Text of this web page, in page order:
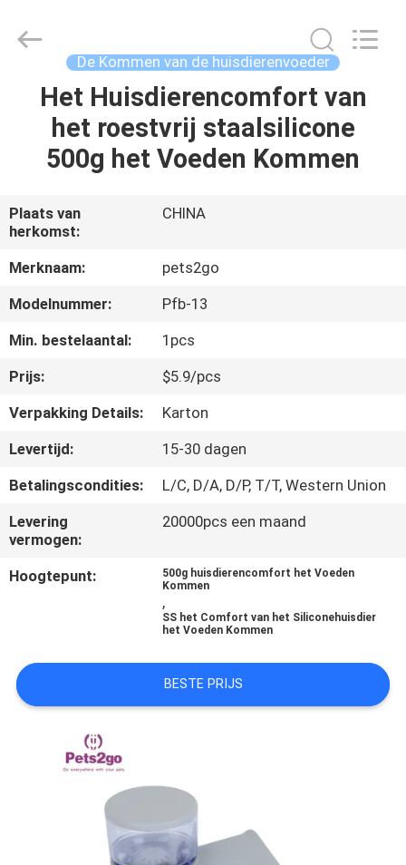
HUIS
PRODUCTEN
ONGEVEER
ONS
FABRIEKSREIS
ONS
VERZOEK
OM
EEN
CITAAT
SITEMAP
PRIVACY
POLICY
Co.Ltd.
De Kommen van de huisdierenvoeder
Het Huisdierencomfort van
het roestvrij staalsilicone
500g het Voeden Kommen
Plaats van
herkomst:
CHINA
Merknaam:
pets2go
Modelnummer:
Pfb-13
Min. bestelaantal:
1pcs
Prijs:
$5.9/pcs
Verpakking Details:
Karton
Levertijd:
15-30 dagen
Betalingscondities:
L/C, D/A, D/P, T/T, Western Union
Levering
vermogen:
20000pcs een maand
Hoogtepunt:
500g huisdierencomfort het Voeden
Kommen
,
SS het Comfort van het Siliconehuisdier
het Voeden Kommen
BESTE PRIJS